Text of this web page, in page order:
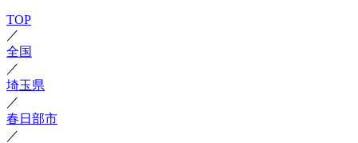
TOP
／
全国
／
埼玉県
／
春日部市
／